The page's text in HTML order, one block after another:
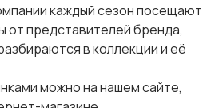
каждый сезон посещают
представителей бренда,
в коллекции и её
можно на нашем сайте,